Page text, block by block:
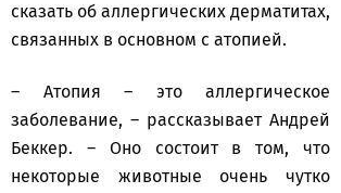
сказать об аллергических дерматитах,
связанных в основном с атопией.
– Атопия – это аллергическое
заболевание, – рассказывает Андрей
Беккер. – Оно состоит в том, что
некоторые животные очень чутко